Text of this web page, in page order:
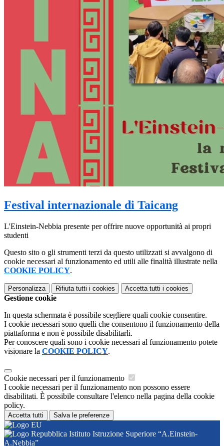
Festival internazionale di Taicang
L'Einstein-Nebbia presente per offrire nuove opportunità ai propri
studenti
Questo sito o gli strumenti terzi da questo utilizzati si avvalgono di
cookie necessari al funzionamento ed utili alle finalità illustrate nella
COOKIE POLICY.
Personalizza Rifiuta tutti i cookies Accetta tutti i cookies
Gestione cookie
In questa schermata è possibile scegliere quali cookie consentire.
I cookie necessari sono quelli che consentono il funzionamento della
piattaforma e non è possibile disabilitarli.
Per conoscere quali sono i cookie necessari al funzionamento potete
visionare la COOKIE POLICY.
Cookie necessari per il funzionamento
I cookie necessari per il funzionamento non possono essere
disabilitati. È possibile consultare l'elenco nella pagina della cookie
policy.
Accetta tutti Salva le preferenze
Istituto Istruzione Superiore “A.Einstein-
A.Nebbia”